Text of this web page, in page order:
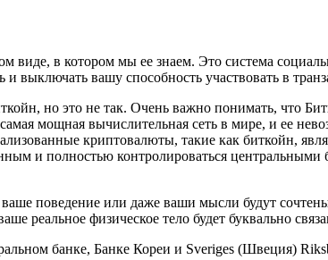
виде, в котором мы ее знаем. Это система
вашу способность участвовать в
но это не так. Очень важно понимать, что
мощная вычислительная сеть в мире, и ее
криптовалюты, такие как биткойн,
и полностью контролироваться
ваше поведение или даже ваши мысли будут
реальное физическое тело будет буквально
банке, Банке Кореи и Sveriges (Швеция)